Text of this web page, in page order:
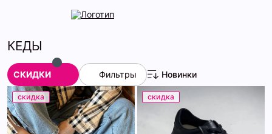
КЕДЫ
СКИДКИ Фильтры Новинки
скидка скидка